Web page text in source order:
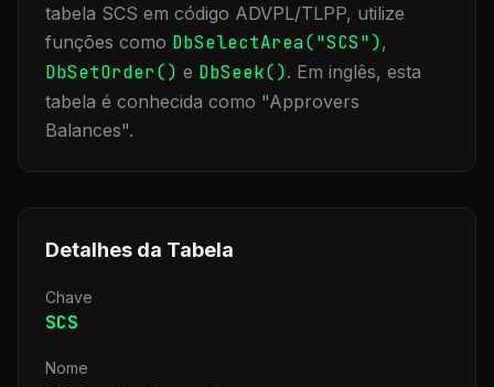
tabela SCS em código ADVPL/TLPP, utilize
funções como DbSelectArea("SCS"),
DbSetOrder() e DbSeek(). Em inglês, esta
tabela é conhecida como "Approvers
Balances".
Detalhes da Tabela
Chave
SCS
Nome